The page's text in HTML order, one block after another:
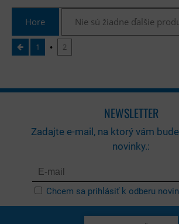
Hore Nie sú žiadne ďalšie
1 2
NEWSLETTER
Zadajte e-mail, na ktorý vám
novinky.:
Chcem sa prihlásiť k odberu